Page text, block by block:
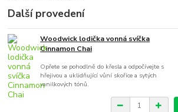
Další provedení
Woodwick lodička vonná svíčka
Cinnamon Chai
Opřete se pohodlně do křesla a odpočívejte s
hřejivou a uklidňující vůní skořice a sytých
vanilkových tónů.